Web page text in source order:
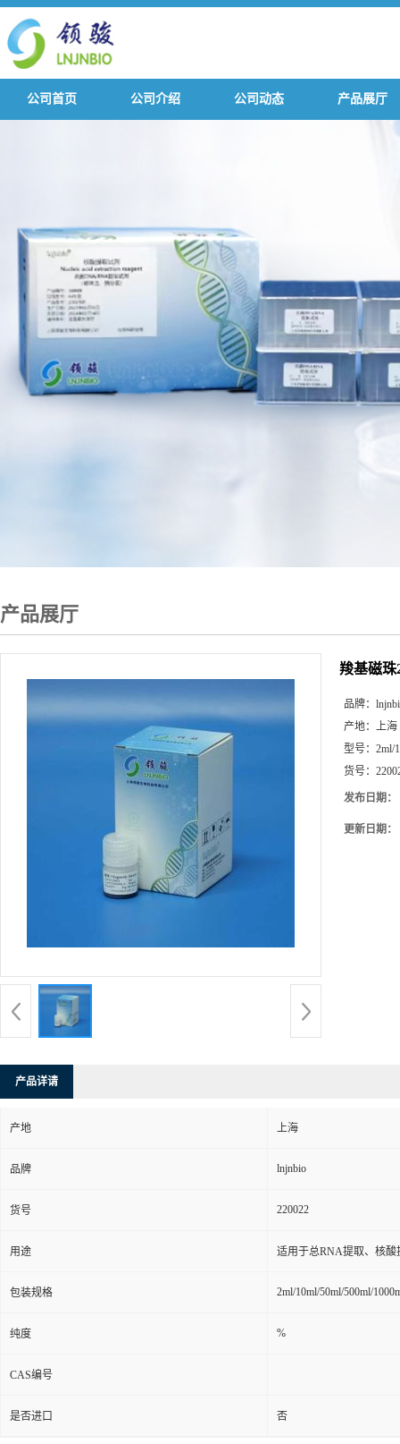
公司首页 公司介绍 公司动态 产品展厅
产品展厅
羧基磁珠
品牌：
产地： 上海
型号： 2ml/
货号：
发布日期：
更新日期：
产品详请
产地 上海
品牌 lnjnbio
货号 220022
用途 适用于总RNA提取、核
包装规格 2ml/10ml/50ml/500ml/
纯度 %
CAS编号
是否进口 否